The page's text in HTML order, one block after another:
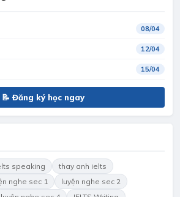
08/04
12/04
15/04
📝 Đăng ký học ngay
speaking
thay anh ielts
nghe sec 1
luyện nghe sec 2